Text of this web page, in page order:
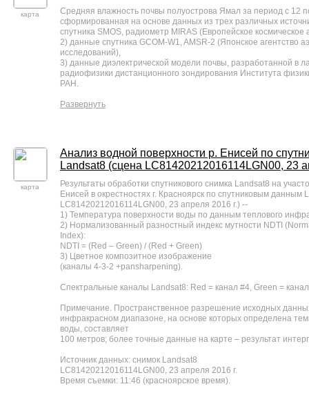
карта
Средняя влажность почвы полуострова Ямал за период с 12
сформированная на основе данных из трех различных
спутника SMOS, радиометр MIRAS (Европейское космическое
2) данные спутника GCOM-W1, AMSR-2 (Японское агентство
исследований),
3) данные диэлектрической модели почвы, разработанной в
радиофизики дистанционного зондирования Института
РАН.
Развернуть
карта
Анализ водной поверхности р. Енисей по
Landsat8 (сцена LC81420212016114LGN00, 23
Результаты обработки спутникового снимка Landsat8 на
Енисей в окрестностях г. Красноярск по спутниковым данным
LC81420212016114LGN00, 23 апреля 2016 г.) --
1) Температура поверхности воды по данным теплового
2) Нормализованный разностный индекс мутности NDTI
Index):
NDTI = (Red – Green) / (Red + Green)
3) Цветное композитное изображение
(каналы 4-3-2 +pansharpening).
Спектральные каналы Landsat8: Red = канал #4, Green =
Примечание. Пространственное разрешение исходных
инфракрасном диапазоне, на основе которых определена
воды, составляет
100 метров; более точные данные на карте – результат
Источник данных: снимок Landsat8
LC81420212016114LGN00, 23 апреля 2016 г.
Время съемки: 11:46 (красноярское время).